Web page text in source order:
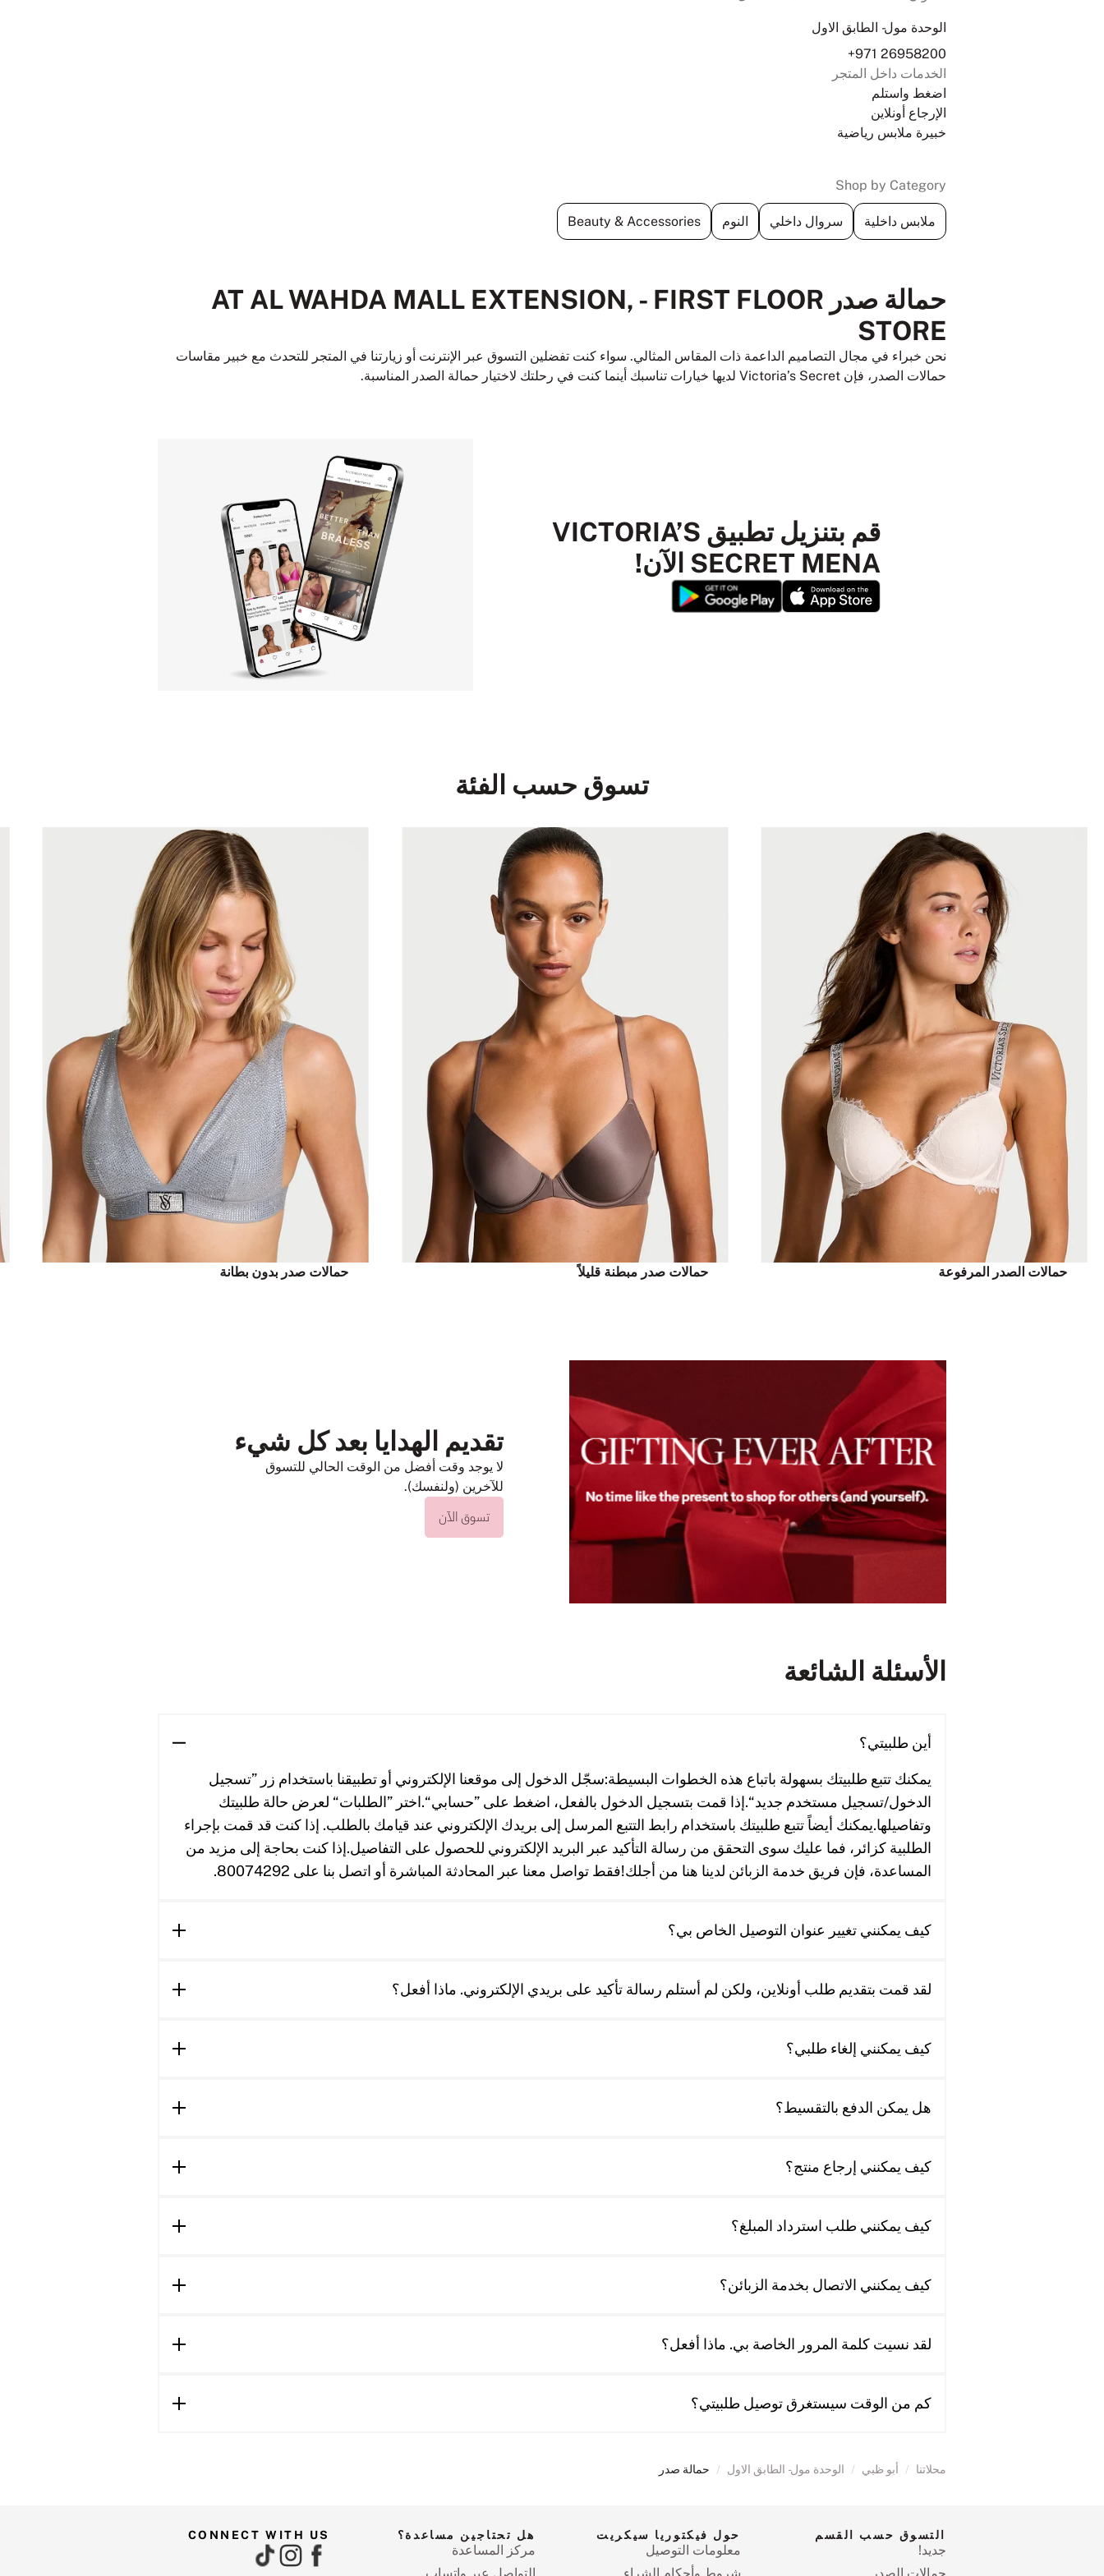
الوحدة مول- الطابق الاول
+971 26958200
الخدمات داخل المتجر
اضغط واستلم
الإرجاع أونلاين
خبيرة ملابس رياضية
Shop by Category
ملابس داخلية سروال داخلي النوم Beauty & Accessories
حمالة صدر AT AL WAHDA MALL EXTENSION, - FIRST FLOOR
STORE
نحن خبراء في مجال التصاميم الداعمة ذات المقاس المثالي. سواء كنت تفضلين التسوق عبر الإنترنت أو زيارتنا في المتجر للتحدث مع خبير مقاسات
حمالات الصدر، فإن Victoria’s Secret لديها خيارات تناسبك أينما كنت في رحلتك لاختيار حمالة الصدر المناسبة.
قم بتنزيل تطبيق VICTORIA’S
SECRET MENA الآن!
تسوق حسب الفئة
حمالات الصدر المرفوعة حمالات صدر مبطنة قليلاً حمالات صدر بدون بطانة
تقديم الهدايا بعد كل شيء
لا يوجد وقت أفضل من الوقت الحالي للتسوق
للآخرين (ولنفسك).
تسوق الآن
الأسئلة الشائعة
أين طلبيتي؟
يمكنك تتبع طلبيتك بسهولة باتباع هذه الخطوات البسيطة:سجّل الدخول إلى موقعنا الإلكتروني أو تطبيقنا باستخدام زر ”تسجيل
الدخول/تسجيل مستخدم جديد“.إذا قمت بتسجيل الدخول بالفعل، اضغط على ”حسابي“.اختر ”الطلبات“ لعرض حالة طلبيتك
وتفاصيلها.يمكنك أيضاً تتبع طلبيتك باستخدام رابط التتبع المرسل إلى بريدك الإلكتروني عند قيامك بالطلب. إذا كنت قد قمت بإجراء
الطلبية كزائر، فما عليك سوى التحقق من رسالة التأكيد عبر البريد الإلكتروني للحصول على التفاصيل.إذا كنت بحاجة إلى مزيد من
المساعدة، فإن فريق خدمة الزبائن لدينا هنا من أجلك!فقط تواصل معنا عبر المحادثة المباشرة أو اتصل بنا على 80074292.
كيف يمكنني تغيير عنوان التوصيل الخاص بي؟
لقد قمت بتقديم طلب أونلاين، ولكن لم أستلم رسالة تأكيد على بريدي الإلكتروني. ماذا أفعل؟
كيف يمكنني إلغاء طلبي؟
هل يمكن الدفع بالتقسيط؟
كيف يمكنني إرجاع منتج؟
كيف يمكنني طلب استرداد المبلغ؟
كيف يمكنني الاتصال بخدمة الزبائن؟
لقد نسيت كلمة المرور الخاصة بي. ماذا أفعل؟
كم من الوقت سيستغرق توصيل طلبيتي؟
محلاتنا / أبو ظبي / الوحدة مول- الطابق الاول / حمالة صدر
التسوق حسب القسم
جديد!
حول فيكتوريا سيكريت
معلومات التوصيل
هل تحتاجين مساعدة؟
مركز المساعدة
CONNECT WITH US